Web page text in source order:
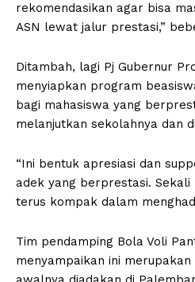
rekomendasikan agar bisa
ASN lewat jalur prestasi,”
Ditambah, lagi Pj Gubernur
menyiapkan program
bagi mahasiswa yang
melanjutkan sekolahnya dan
“Ini bentuk apresiasi dan
adek yang berprestasi. Sekali
terus kompak dalam
Tim pendamping Bola Voli
menyampaikan ini